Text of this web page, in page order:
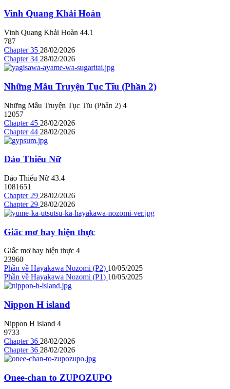
Vinh Quang Khải Hoàn
Vinh Quang Khải Hoàn 44.1
787
Chapter 35 28/02/2026
Chapter 34 28/02/2026
Những Mẫu Truyện Tục Tĩu (Phần 2)
Những Mẫu Truyện Tục Tĩu (Phần 2) 4
12057
Chapter 45 28/02/2026
Chapter 44 28/02/2026
Đảo Thiếu Nữ
Đảo Thiếu Nữ 43.4
1081651
Chapter 29 28/02/2026
Chapter 29 28/02/2026
Giấc mơ hay hiện thực
Giấc mơ hay hiện thực 4
23960
Phần về Hayakawa Nozomi (P2) 10/05/2025
Phần về Hayakawa Nozomi (P1) 10/05/2025
Nippon H island
Nippon H island 4
9733
Chapter 36 28/02/2026
Chapter 36 28/02/2026
Onee-chan to ZUPOZUPO